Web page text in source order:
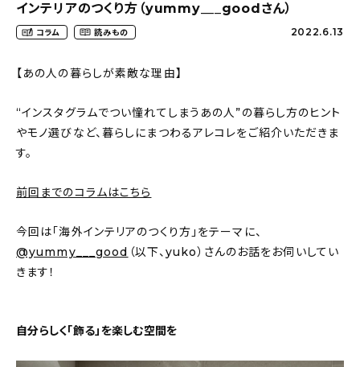
新着記事
コラム
キッチン
インテリアのつくり方（yummy___goodさん）
コラム 読みもの 2022.6.13
【あの人の暮らしが素敵な理由】
“インスタグラムでつい憧れてしまうあの人”の暮らし方のヒント
やモノ選びなど、暮らしにまつわるアレコレをご紹介いただきま
す。
前回までのコラムはこちら
今回は「海外インテリアのつくり方」をテーマに、
@yummy___good （以下、yuko）さんのお話をお伺いしてい
きます！
自分らしく「飾る」を楽しむ空間を